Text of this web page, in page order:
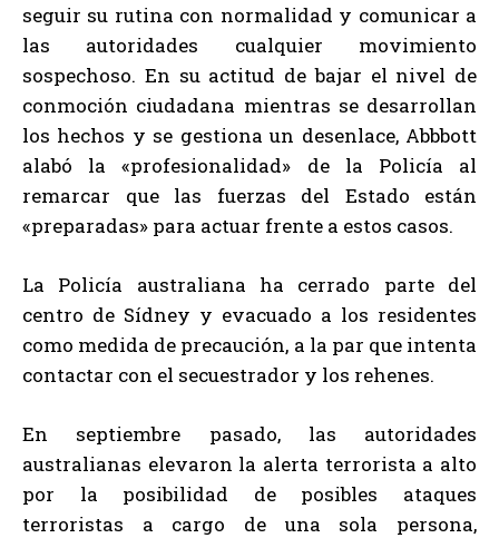
seguir su rutina con normalidad y comunicar a
las autoridades cualquier movimiento
sospechoso. En su actitud de bajar el nivel de
conmoción ciudadana mientras se desarrollan
los hechos y se gestiona un desenlace, Abbbott
alabó la «profesionalidad» de la Policía al
remarcar que las fuerzas del Estado están
«preparadas» para actuar frente a estos casos.
La Policía australiana ha cerrado parte del
centro de Sídney y evacuado a los residentes
como medida de precaución, a la par que intenta
contactar con el secuestrador y los rehenes.
En septiembre pasado, las autoridades
australianas elevaron la alerta terrorista a alto
por la posibilidad de posibles ataques
terroristas a cargo de una sola persona,